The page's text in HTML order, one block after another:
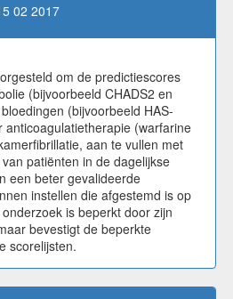
02 2017
om de predictiescores
(bijvoorbeeld CHADS2 en
(bijvoorbeeld HAS-
anticoagulatietherapie (warfarine
aan te vullen met
patiënten in de dagelijkse
een beter gevalideerde
instellen die afgestemd is op
is beperkt door zijn
bevestigt de beperkte
scorelijsten.